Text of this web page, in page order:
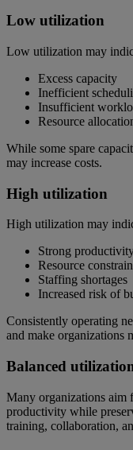
Low utilization
Low utilization may
Excess capacity
Inefficient
Insufficient
Resource
While some spare
may increase costs.
High utilization
High utilization may
Strong
Resource
Staffing shortages
Increased risk of
Consistently operating
and make organizations
Balanced
Many organizations aim
productivity while
training, collaboration,